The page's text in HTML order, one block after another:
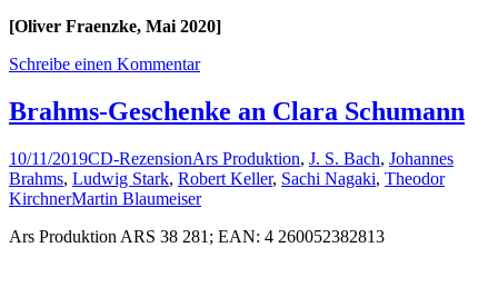
[Oliver Fraenzke, Mai 2020]
Schreibe einen Kommentar
Brahms-Geschenke an Clara Schumann
10/11/2019CD-RezensionArs Produktion, J. S. Bach, Johannes
Brahms, Ludwig Stark, Robert Keller, Sachi Nagaki, Theodor
KirchnerMartin Blaumeiser
Ars Produktion ARS 38 281; EAN: 4 260052382813